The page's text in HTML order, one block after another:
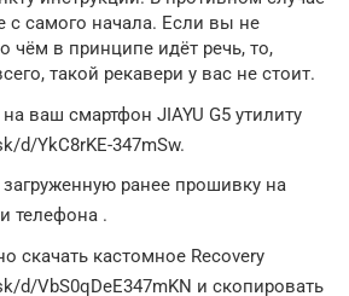
с самого начала. Если вы не
чём в принципе идёт речь, то,
такой рекавери у вас не стоит.
ваш смартфон JIAYU G5 утилиту
d/YkC8rKE-347mSw.
ранее прошивку на
телефона .
скачать кастомное Recovery
d/VbS0qDeE347mKN и скопировать